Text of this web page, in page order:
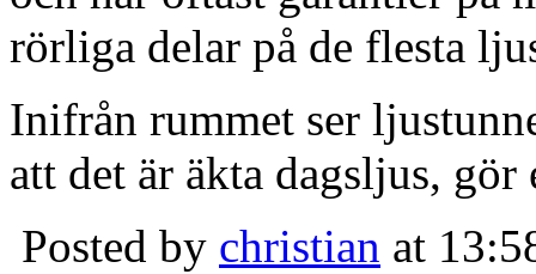
rörliga delar på de flesta
Inifrån rummet ser
att det är äkta dagsljus,
Posted by christian at